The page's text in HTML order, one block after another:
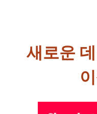
새로운